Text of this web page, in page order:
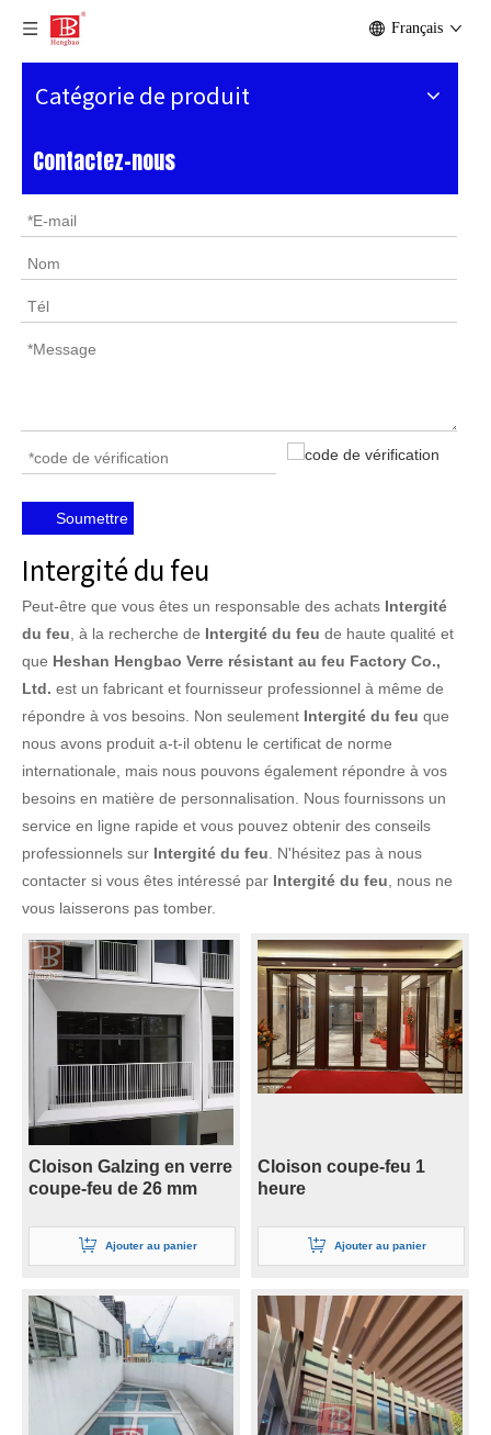
Français
Catégorie de produit
Contactez-nous
Soumettre
Intergité du feu
Peut-être que vous êtes un responsable des achats Intergité
du feu , à la recherche de Intergité du feu de haute qualité et
que Heshan Hengbao Verre résistant au feu Factory Co.,
Ltd. est un fabricant et fournisseur professionnel à même de
répondre à vos besoins. Non seulement Intergité du feu que
nous avons produit a-t-il obtenu le certificat de norme
internationale, mais nous pouvons également répondre à vos
besoins en matière de personnalisation. Nous fournissons un
service en ligne rapide et vous pouvez obtenir des conseils
professionnels sur Intergité du feu . N'hésitez pas à nous
contacter si vous êtes intéressé par Intergité du feu , nous ne
vous laisserons pas tomber.
Cloison Galzing en verre
coupe-feu de 26 mm
Ajouter au panier
Cloison coupe-feu 1
heure
Ajouter au panier